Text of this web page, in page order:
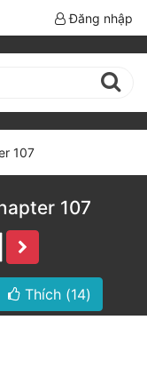
Đăng nhập
107
107
Thích (14)